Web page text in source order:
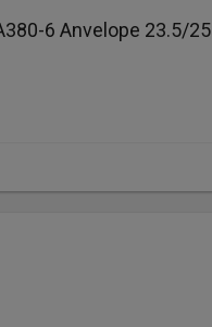
6 Anvelope 23.5/25